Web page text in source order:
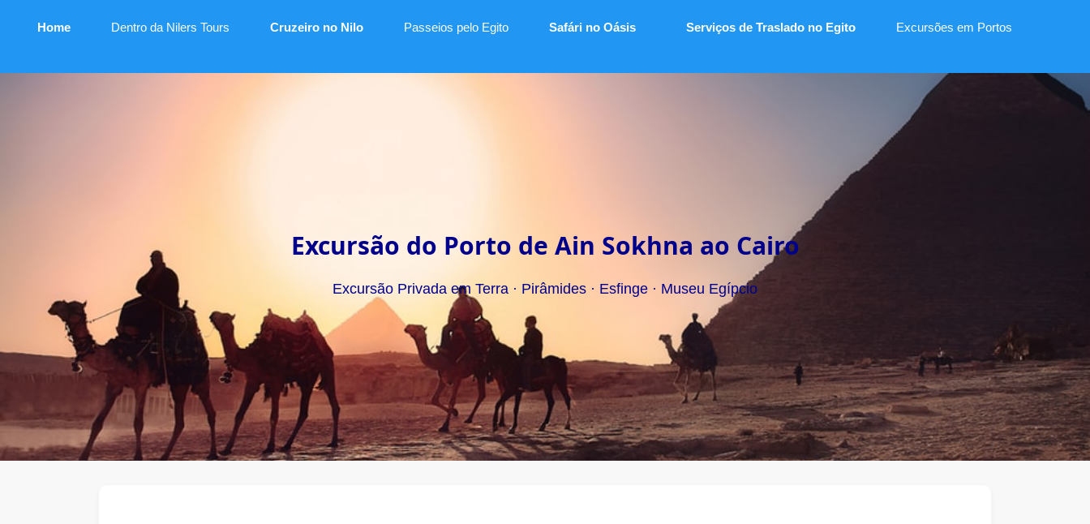
Home Dentro da Nilers Tours Cruzeiro no Nilo Passeios pelo Egito Safári no Oásis Serviços de Traslado no Egito Excursões em Portos
Excursão do Porto de Ain Sokhna ao Cairo
Excursão Privada em Terra · Pirâmides · Esfinge · Museu Egípcio